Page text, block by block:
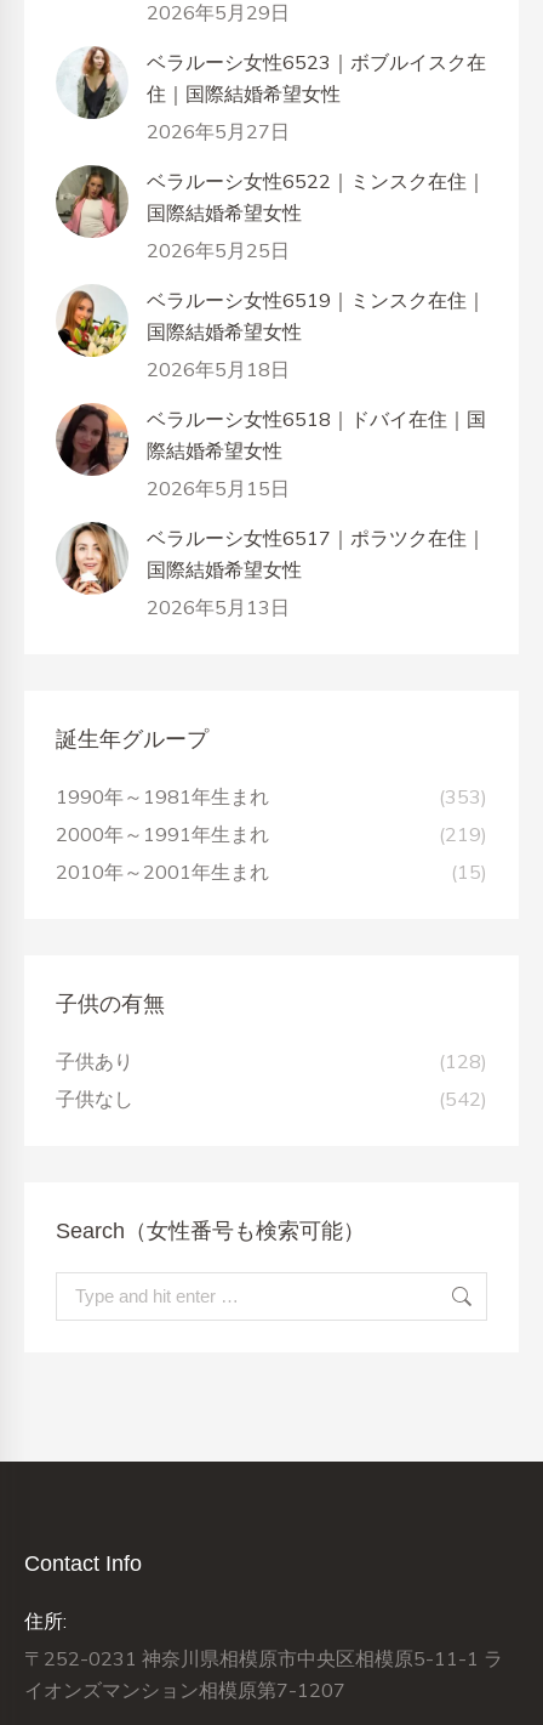
2026年5月29日
ベラルーシ女性6523｜ボブルイスク在
住｜国際結婚希望女性
2026年5月27日
ベラルーシ女性6522｜ミンスク在住｜
国際結婚希望女性
2026年5月25日
ベラルーシ女性6519｜ミンスク在住｜
国際結婚希望女性
2026年5月18日
ベラルーシ女性6518｜ドバイ在住｜国
際結婚希望女性
2026年5月15日
ベラルーシ女性6517｜ポラツク在住｜
国際結婚希望女性
2026年5月13日
誕生年グループ
1990年～1981年生まれ
(353)
2000年～1991年生まれ
(219)
2010年～2001年生まれ
(15)
子供の有無
子供あり
(128)
子供なし
(542)
Search（女性番号も検索可能）
Search:
Contact Info
住所:
〒252-0231 神奈川県相模原市中央区相模原5-11-1 ラ
イオンズマンション相模原第7-1207